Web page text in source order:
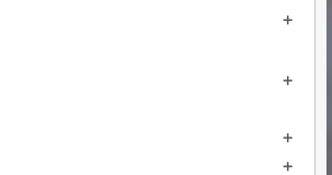



